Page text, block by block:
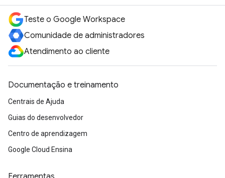
Teste o Google Workspace
Comunidade de administradores
Atendimento ao cliente
Documentação e treinamento
Centrais de Ajuda
Guias do desenvolvedor
Centro de aprendizagem
Google Cloud Ensina